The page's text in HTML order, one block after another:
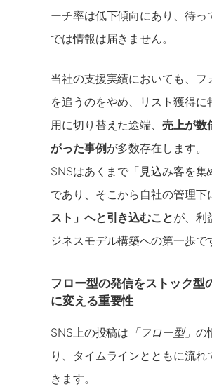
ーチ率は低下傾向にあり、待っ
では情報は届きません。
当社の支援実績においても、フ
を追うのをやめ、リスト獲得に
用に切り替えた途端、 売上が数
がった事例が多数存在します。
SNSはあくまで「見込み客を集
であり、そこから自社の管理下
スト」へと引き込むことが、利
ジネスモデル構築への第一歩で
フロー型の発信をストック型
に変える重要性
SNS上の投稿は 「フロー型」 の
り、タイムラインとともに流れ
きます。